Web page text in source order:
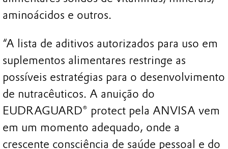
aminoácidos e outros.
“A lista de aditivos autorizados para uso em
suplementos alimentares restringe as
possíveis estratégias para o desenvolvimento
de nutracêuticos. A anuição do
EUDRAGUARD® protect pela ANVISA vem
em um momento adequado, onde a
crescente consciência de saúde pessoal e do